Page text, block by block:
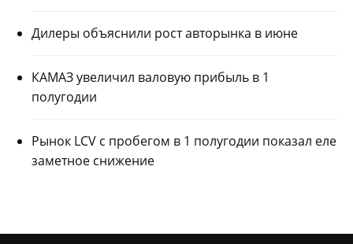
Дилеры объяснили рост авторынка в июне
КАМАЗ увеличил валовую прибыль в 1
полугодии
Рынок LCV с пробегом в 1 полугодии показал еле
заметное снижение